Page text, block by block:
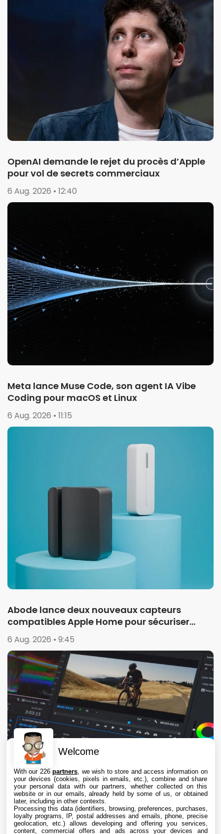
OpenAI demande le rejet du procès d’Apple
pour vol de secrets commerciaux
6 Aug. 2026 • 12:40
Meta lance Muse Code, son agent IA Vibe
Coding pour macOS et Linux
6 Aug. 2026 • 11:15
Abode lance deux nouveaux capteurs
compatibles Apple Home pour sécuriser
garages et portails
6 Aug. 2026 • 9:45
Welcome
With our 226partners , we wish to store and access information on
your devices (cookies, pixels in emails, etc.), combine and share
your personal data with our partners, whether collected on this
website or in our emails, already held by some of us, or obtained
later, including in other contexts.
Processing this data (identifiers, browsing, preferences, purchases,
loyalty programs, IP, postal addresses and emails, phone, precise
geolocation, etc.) allows developing and offering you services,
content, commercial offers and ads across your devices and